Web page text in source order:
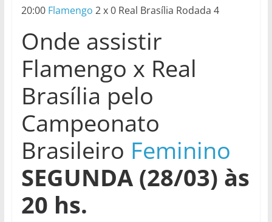
20:00 Flamengo 2 x 0 Real Brasília Rodada 4
Onde assistir
Flamengo x Real
Brasília pelo
Campeonato
Brasileiro Feminino
SEGUNDA (28/03) às
20 hs.